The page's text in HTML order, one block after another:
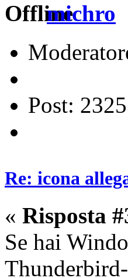
michro
Post:
Re: icona
« Risposta
Se hai